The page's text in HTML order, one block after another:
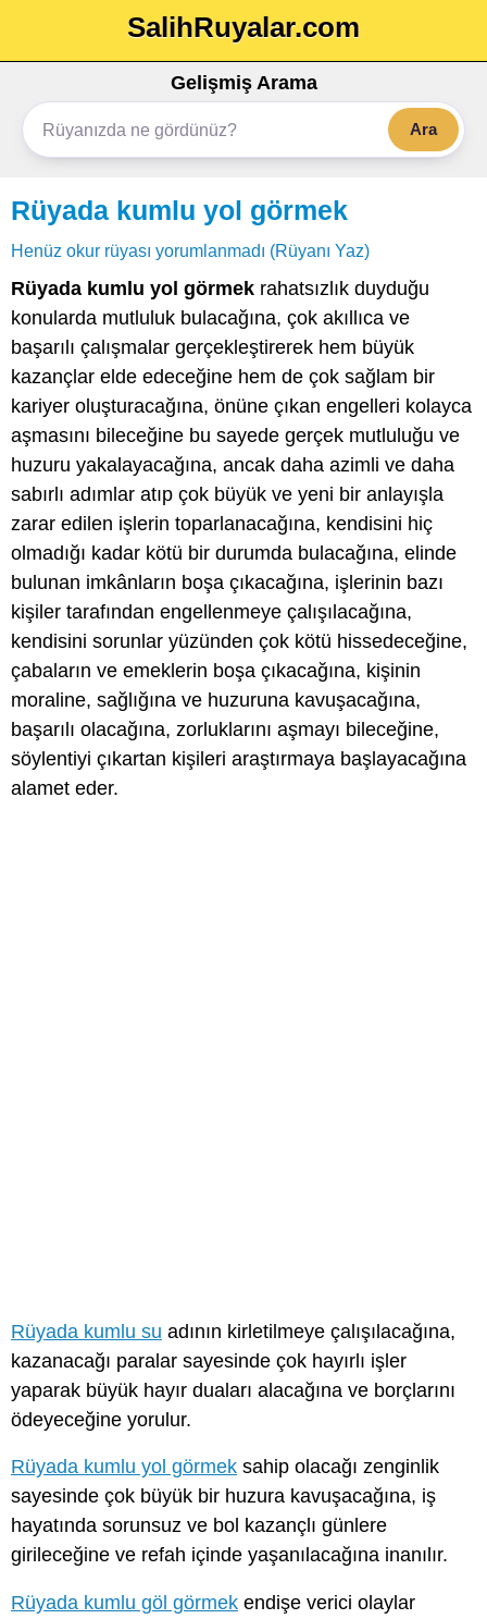
SalihRuyalar.com
Gelişmiş Arama
Ara
Rüyada kumlu yol görmek
Henüz okur rüyası yorumlanmadı (Rüyanı Yaz)
Rüyada kumlu yol görmek rahatsızlık duyduğu
konularda mutluluk bulacağına, çok akıllıca ve
başarılı çalışmalar gerçekleştirerek hem büyük
kazançlar elde edeceğine hem de çok sağlam bir
kariyer oluşturacağına, önüne çıkan engelleri kolayca
aşmasını bileceğine bu sayede gerçek mutluluğu ve
huzuru yakalayacağına, ancak daha azimli ve daha
sabırlı adımlar atıp çok büyük ve yeni bir anlayışla
zarar edilen işlerin toparlanacağına, kendisini hiç
olmadığı kadar kötü bir durumda bulacağına, elinde
bulunan imkânların boşa çıkacağına, işlerinin bazı
kişiler tarafından engellenmeye çalışılacağına,
kendisini sorunlar yüzünden çok kötü hissedeceğine,
çabaların ve emeklerin boşa çıkacağına, kişinin
moraline, sağlığına ve huzuruna kavuşacağına,
başarılı olacağına, zorluklarını aşmayı bileceğine,
söylentiyi çıkartan kişileri araştırmaya başlayacağına
alamet eder.
Rüyada kumlu su adının kirletilmeye çalışılacağına,
kazanacağı paralar sayesinde çok hayırlı işler
yaparak büyük hayır duaları alacağına ve borçlarını
ödeyeceğine yorulur.
Rüyada kumlu yol görmek sahip olacağı zenginlik
sayesinde çok büyük bir huzura kavuşacağına, iş
hayatında sorunsuz ve bol kazançlı günlere
girileceğine ve refah içinde yaşanılacağına inanılır.
Rüyada kumlu göl görmek endişe verici olaylar